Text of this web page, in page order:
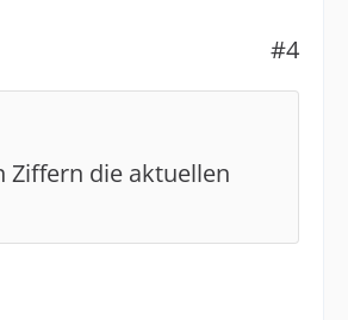
#4
Ziffern die aktuellen